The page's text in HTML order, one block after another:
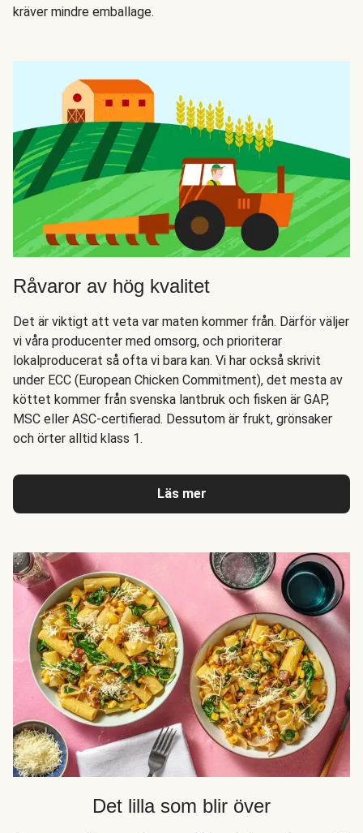
kräver mindre emballage.
Råvaror av hög kvalitet
Det är viktigt att veta var maten kommer från. Därför väljer
vi våra producenter med omsorg, och prioriterar
lokalproducerat så ofta vi bara kan. Vi har också skrivit
under ECC (European Chicken Commitment), det mesta av
köttet kommer från svenska lantbruk och fisken är GAP,
MSC eller ASC-certifierad. Dessutom är frukt, grönsaker
och örter alltid klass 1.
Läs mer
Det lilla som blir över